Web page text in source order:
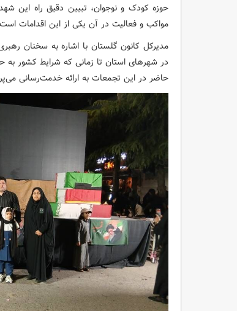
حوزه کودک و نوجوان، تبیین دقیق راه این
مواکب و فعالیت در آن یکی از این اقدامات
مدیرکل کانون گلستان با اشاره به سخنان
در شهرهای استان تا زمانی که شرایط کشور به
حاضر در این تجمعات به ارائه خدمت‌رسانی